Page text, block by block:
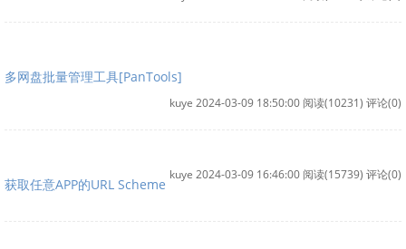
多网盘批量管理工具[PanTools]
kuye 2024-03-09 18:50:00 阅读(10231) 评论(0)
获取任意APP的URL Scheme
kuye 2024-03-09 16:46:00 阅读(15739) 评论(0)